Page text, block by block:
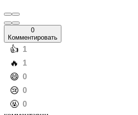
0
Комментировать
️👍 1
️🔥 1
️😄 0
️😢 0
️🤬 0